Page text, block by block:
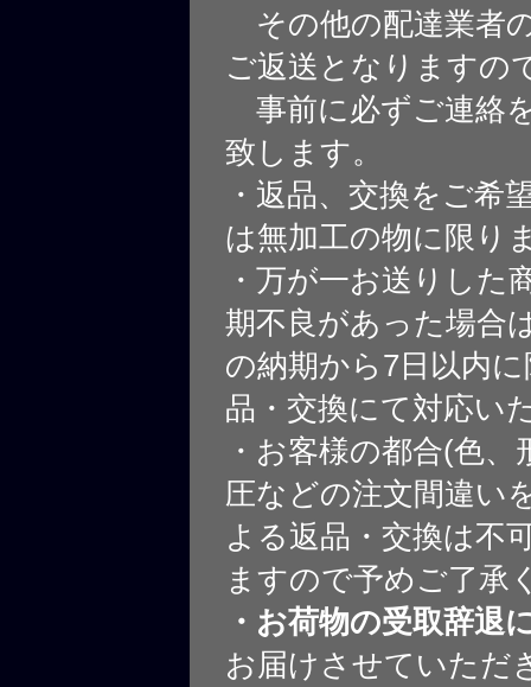
その他の配達業者
ご返送となりますの
事前に必ずご連絡
致します。
・返品、交換をご希
は無加工の物に限り
・万が一お送りした
期不良があった場合
の納期から7日以内
品・交換にて対応い
・お客様の都合(色、
圧などの注文間違い
よる返品・交換は不
ますので予めご了承
・お荷物の受取辞退
お届けさせていただ